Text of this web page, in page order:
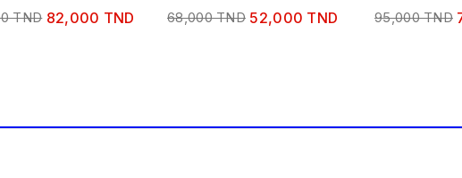
TND 82,000 TND 68,000 TND 52,000 TND 95,000 TND